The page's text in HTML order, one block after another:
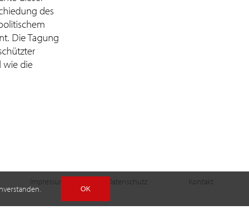
OK
des
Die Tagung
wie die
Impressum Datenschutz Kontakt